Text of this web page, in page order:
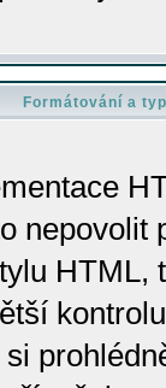
Formátování a
HTML,